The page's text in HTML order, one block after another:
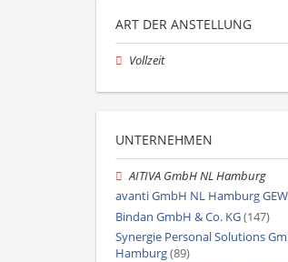
ART DER ANSTELLUNG
Vollzeit
UNTERNEHMEN
AITIVA GmbH NL Hamburg
avanti GmbH NL Hamburg GEW
Bindan GmbH & Co. KG(147)
Synergie Personal Solutions
Hamburg(89)